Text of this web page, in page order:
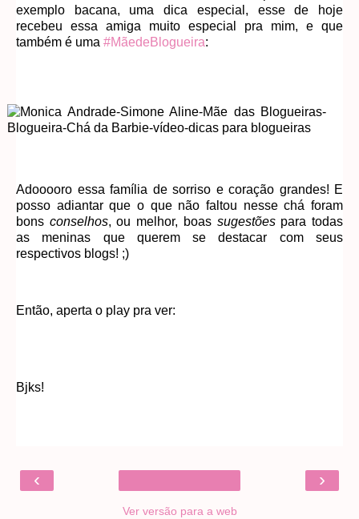
exemplo bacana, uma dica especial, esse de hoje
recebeu essa amiga muito especial pra mim, e que
também é uma #MãedeBlogueira:
Adooooro essa família de sorriso e coração grandes! E
posso adiantar que o que não faltou nesse chá foram
bons conselhos, ou melhor, boas sugestõespara todas
as meninas que querem se destacar com seus
respectivos blogs! ;)
Então, aperta o play pra ver:
Bjks!
‹ ›
Ver versão para a web